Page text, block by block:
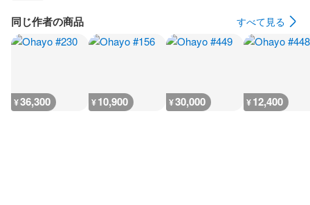
同じ作者の商品 すべて見る
¥36,300 ¥10,900 ¥30,000 ¥12,400